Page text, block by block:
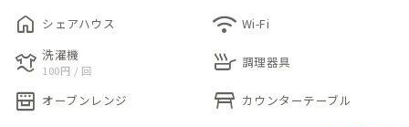
や飲食、個人商店が混在し、元気に暮らしています。
全体的にオープンな空気感があり、コミュニティの一員として人
と人の交流がすぐできるでしょう。
home シェアハウス wifi Wi-Fi
laundry 洗濯機
100円 / 回 skillet 調理器具
oven_gen オーブンレンジ table_restaurant カウンターテーブル